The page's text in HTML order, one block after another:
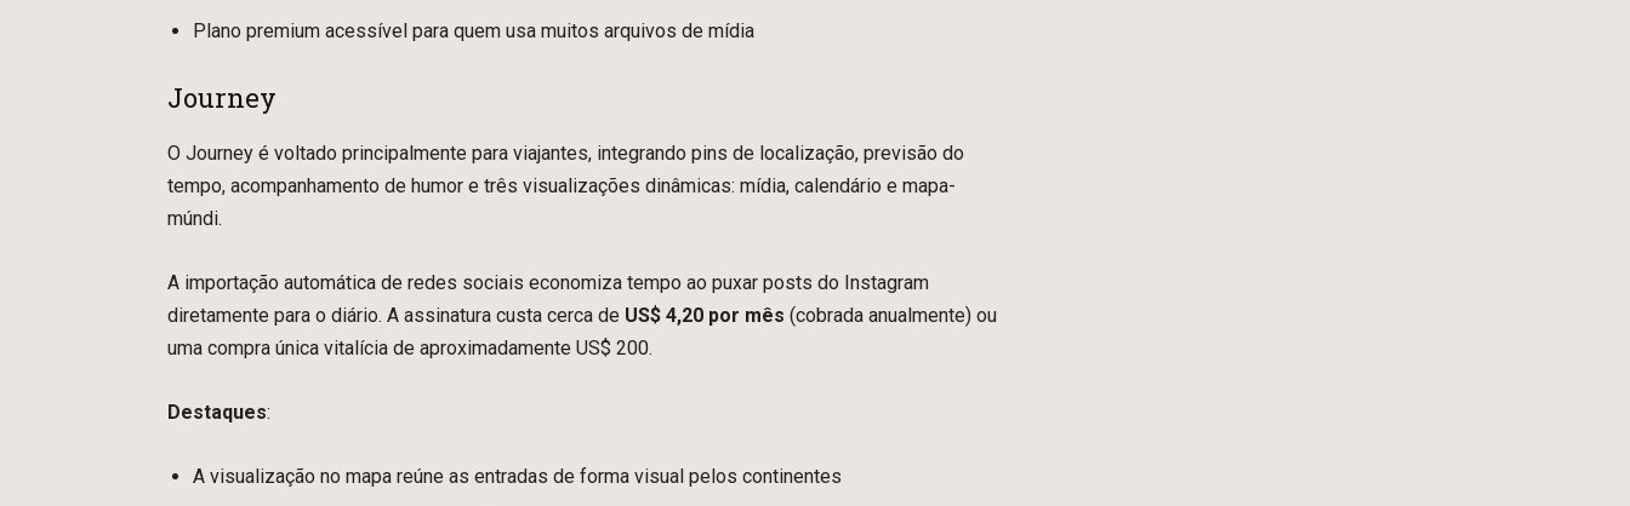
Plano premium acessível para quem usa muitos arquivos de mídia
Journey
O Journey é voltado principalmente para viajantes, integrando pins de localização, previsão do
tempo, acompanhamento de humor e três visualizações dinâmicas: mídia, calendário e mapa-
múndi.
A importação automática de redes sociais economiza tempo ao puxar posts do Instagram
diretamente para o diário. A assinatura custa cerca de US$ 4,20 por mês (cobrada anualmente) ou
uma compra única vitalícia de aproximadamente US$ 200.
Destaques:
A visualização no mapa reúne as entradas de forma visual pelos continentes